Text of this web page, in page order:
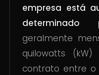
empresa está
geralmente
quilowatts
contrato entre o